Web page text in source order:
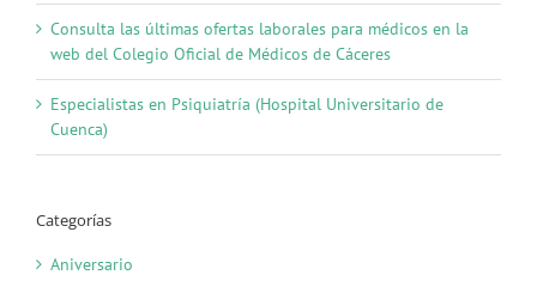
Consulta las últimas ofertas laborales para médicos en la
web del Colegio Oficial de Médicos de Cáceres
Especialistas en Psiquiatría (Hospital Universitario de
Cuenca)
Categorías
Aniversario